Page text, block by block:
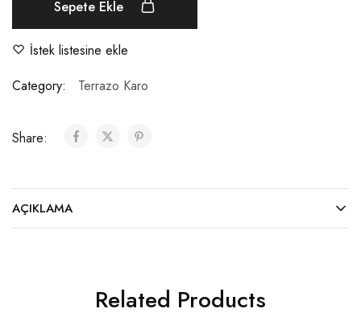
Sepete Ekle
İstek listesine ekle
Category:
Terrazo Karo
Share:
AÇIKLAMA
Related Products